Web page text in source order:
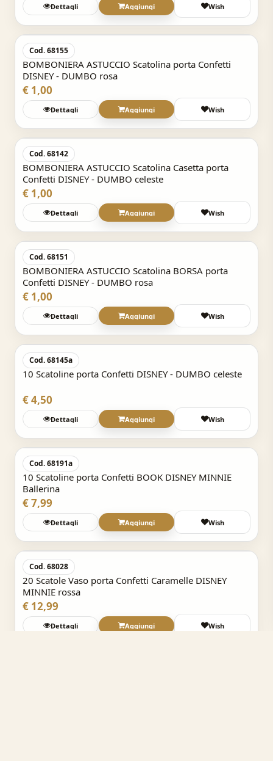
Dettagli Aggiungi Wish
Acquisto Veloce
Cod. 68155
BOMBONIERA ASTUCCIO Scatolina porta Confetti
DISNEY - DUMBO rosa
€ 1,00
Dettagli Aggiungi Wish
Acquisto Veloce
Cod. 68142
BOMBONIERA ASTUCCIO Scatolina Casetta porta
Confetti DISNEY - DUMBO celeste
€ 1,00
Dettagli Aggiungi Wish
Acquisto Veloce
Cod. 68151
BOMBONIERA ASTUCCIO Scatolina BORSA porta
Confetti DISNEY - DUMBO rosa
€ 1,00
Dettagli Aggiungi Wish
Acquisto Veloce
Cod. 68145a
10 Scatoline porta Confetti DISNEY - DUMBO celeste
€ 4,50
Dettagli Aggiungi Wish
Acquisto Veloce
Cod. 68191a
10 Scatoline porta Confetti BOOK DISNEY MINNIE
Ballerina
€ 7,99
Dettagli Aggiungi Wish
Acquisto Veloce
Cod. 68028
20 Scatole Vaso porta Confetti Caramelle DISNEY
MINNIE rossa
€ 12,99
Dettagli Aggiungi Wish